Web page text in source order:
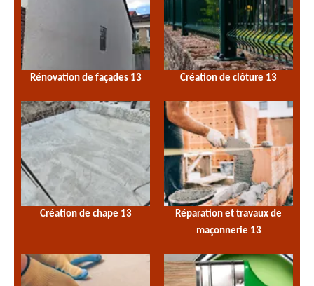
Rénovation de façades 13 Création de clôture 13
Création de chape 13
Réparation et travaux de
maçonnerie 13